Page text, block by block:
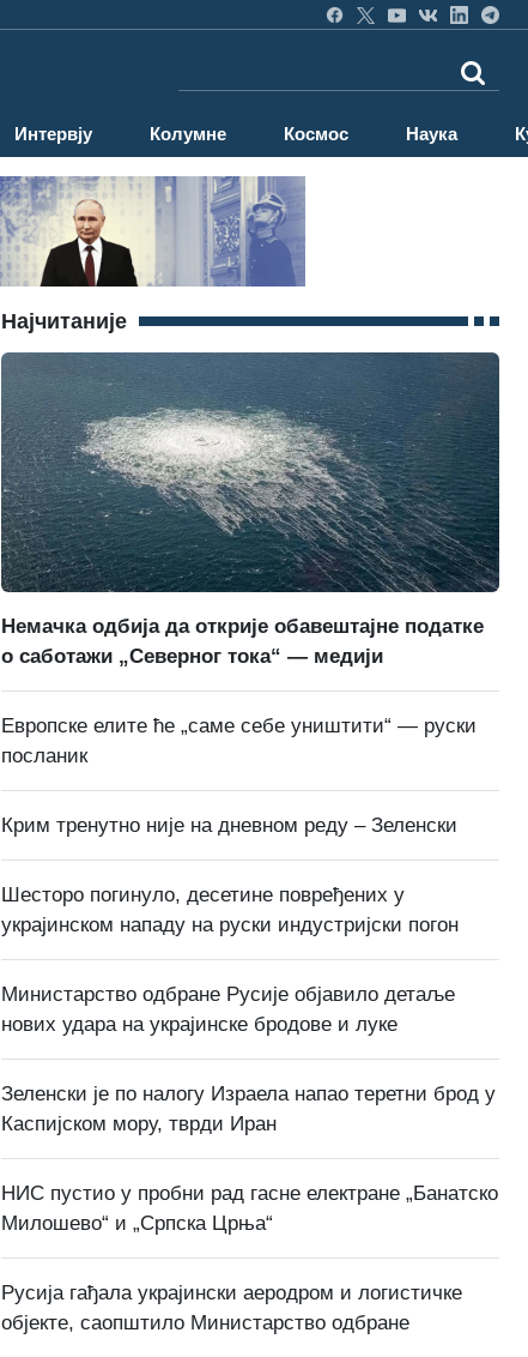
Интервју Колумне Космос Наука
Најчитаније
Немачка одбија да открије обавештајне податке
о саботажи „Северног тока“ — медији
Европске елите ће „саме себе уништити“ — руски
посланик
Крим тренутно није на дневном реду – Зеленски
Шесторо погинуло, десетине повређених у
украјинском нападу на руски индустријски погон
Министарство одбране Русије објавило детаље
нових удара на украјинске бродове и луке
Зеленски је по налогу Израела напао теретни брод у
Каспијском мору, тврди Иран
НИС пустио у пробни рад гасне електране „Банатско
Милошево“ и „Српска Црња“
Русија гађала украјински аеродром и логистичке
објекте, саопштило Министарство одбране